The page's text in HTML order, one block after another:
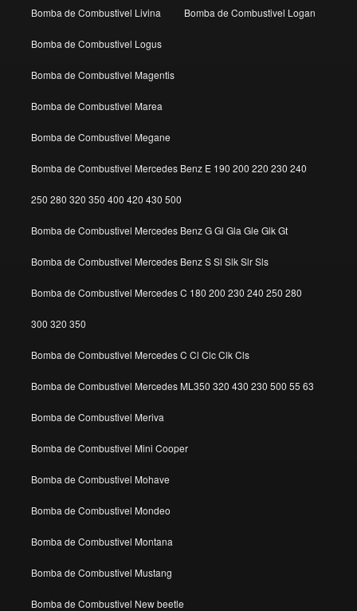
Bomba de Combustivel Livina Bomba de Combustivel Logan
Bomba de Combustivel Logus
Bomba de Combustivel Magentis
Bomba de Combustivel Marea
Bomba de Combustivel Megane
Bomba de Combustivel Mercedes Benz E 190 200 220 230 240
250 280 320 350 400 420 430 500
Bomba de Combustivel Mercedes Benz G Gl Gla Gle Glk Gt
Bomba de Combustivel Mercedes Benz S Sl Slk Slr Sls
Bomba de Combustivel Mercedes C 180 200 230 240 250 280
300 320 350
Bomba de Combustivel Mercedes C Cl Clc Clk Cls
Bomba de Combustivel Mercedes ML350 320 430 230 500 55 63
Bomba de Combustivel Meriva
Bomba de Combustivel Mini Cooper
Bomba de Combustivel Mohave
Bomba de Combustivel Mondeo
Bomba de Combustivel Montana
Bomba de Combustivel Mustang
Bomba de Combustivel New beetle